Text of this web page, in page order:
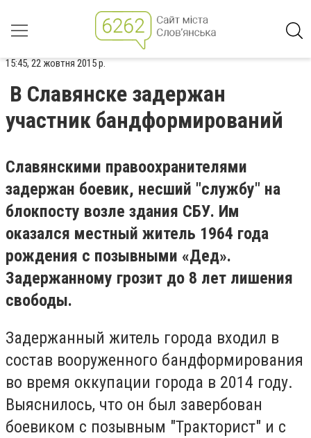
15:45, 22 жовтня 2015 р.
В Славянске задержан
участник бандформирований
Славянскими правоохранителями
задержан боевик, несший "службу" на
блокпосту возле здания СБУ. Им
оказался местный житель 1964 года
рождения с позывными «Дед».
Задержанному грозит до 8 лет лишения
свободы.
Задержанный житель города входил в
состав вооруженного бандформирования
во время оккупации города в 2014 году.
Выяснилось, что он был завербован
боевиком с позывным "Тракторист" и с